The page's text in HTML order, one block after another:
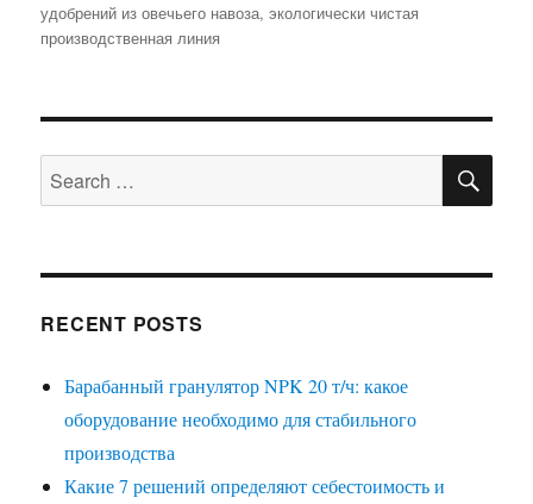
удобрений из овечьего навоза,экологически чистая
производственная линия
Search
for:
RECENT POSTS
Барабанный гранулятор NPK 20 т/ч: какое
оборудование необходимо для стабильного
производства
Какие 7 решений определяют себестоимость и